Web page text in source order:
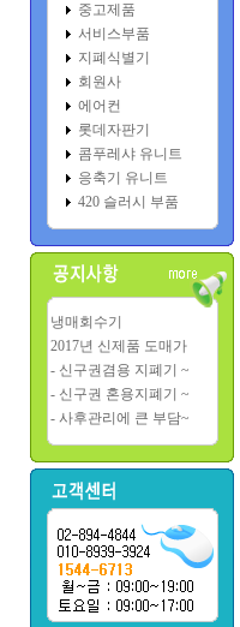
중고제품
서비스부품
지폐식별기
회원사
에어컨
롯데자판기
콤푸레샤 유니트
응축기 유니트
420 슬러시 부품
냉매회수기
2017년 신제품 도매가
- 신구권겸용 지폐기 ~
- 신구권 혼용지폐기 ~
- 사후관리에 큰 부담~